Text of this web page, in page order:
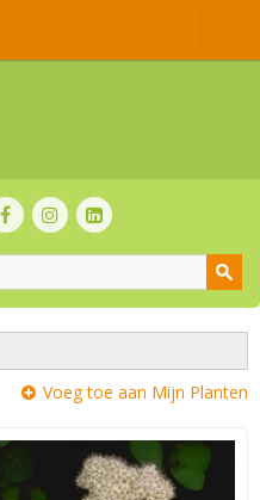
Voeg toe aan Mijn Planten